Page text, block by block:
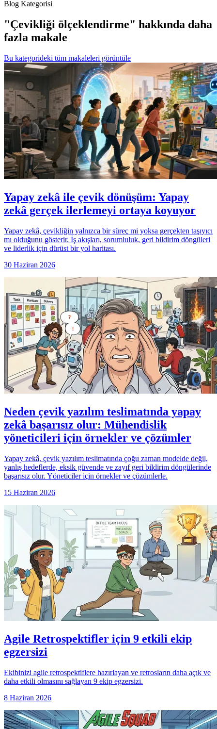
Blog Kategorisi
"Çevikliği ölçeklendirme" hakkında daha
fazla makale
Bu kategorideki tüm makaleleri görüntüle
Yapay zekâ ile çevik dönüşüm: Yapay
zekâ gerçek ilerlemeyi ortaya koyuyor
Yapay zekâ, çevikliğin yalnızca bir süreç mi yoksa gerçekten taşıyıcı
mı olduğunu gösterir. İş akışları, sorumluluk, geri bildirim döngüleri
ve liderlik için dürüst bir yol haritası.
30 Haziran 2026
Neden çevik yazılım teslimatında yapay
zekâ başarısız olur: Mühendislik
yöneticileri için örnekler ve çözümler
Yapay zekâ, çevik yazılım teslimatında çoğu zaman modelde değil,
yanlış hedeflerde, eksik güvende ve zayıf geri bildirim döngülerinde
başarısız olur. Yöneticiler için örnekler ve çözümlerle.
15 Haziran 2026
Agile Retrospektifler için 9 etkili ekip
egzersizi
Ekibinizi agile retrospektiflere hazırlayan ve retrosların daha açık ve
daha etkili olmasını sağlayan 9 ekip egzersizi.
8 Haziran 2026